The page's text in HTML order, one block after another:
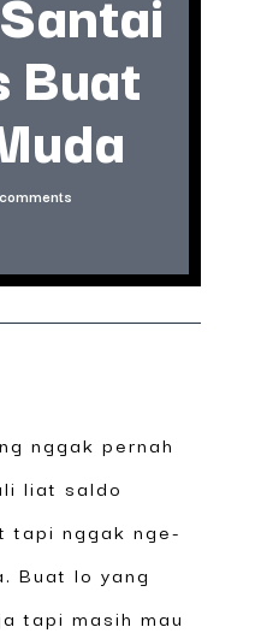
Buat
nggak pernah
liat saldo
tapi nggak nge-
Buat lo yang
tapi masih mau